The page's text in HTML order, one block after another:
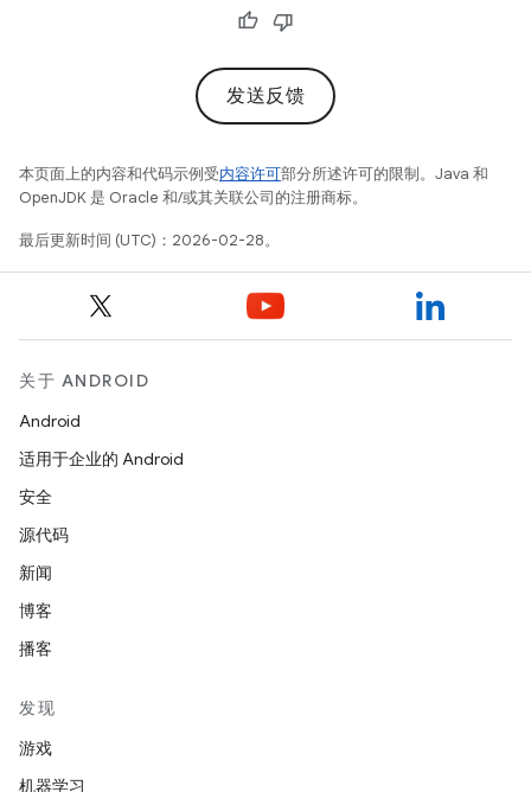
发送反馈
本页面上的内容和代码示例受内容许可部分所述许可的限制。Java 和
OpenJDK 是 Oracle 和/或其关联公司的注册商标。
最后更新时间 (UTC)：2026-02-28。
关于 ANDROID
Android
适用于企业的 Android
安全
源代码
新闻
博客
播客
发现
游戏
机器学习